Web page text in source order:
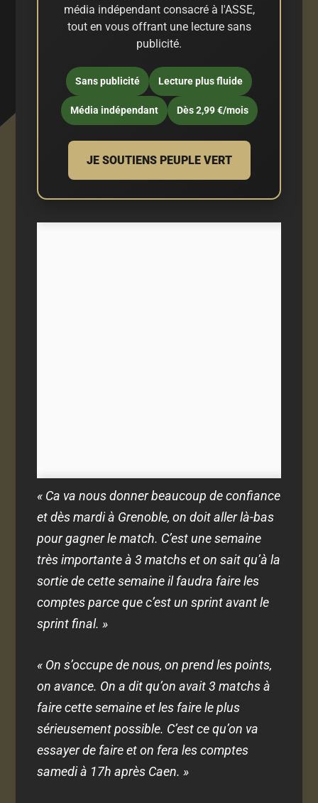
média indépendant consacré à l'ASSE,
tout en vous offrant une lecture sans
publicité.
Sans publicité Lecture plus fluide
Média indépendant Dès 2,99 €/mois
JE SOUTIENS PEUPLE VERT
« Ca va nous donner beaucoup de confiance
et dès mardi à Grenoble, on doit aller là-bas
pour gagner le match. C’est une semaine
très importante à 3 matchs et on sait qu’à la
sortie de cette semaine il faudra faire les
comptes parce que c’est un sprint avant le
sprint final. »
« On s’occupe de nous, on prend les points,
on avance. On a dit qu’on avait 3 matchs à
faire cette semaine et les faire le plus
sérieusement possible. C’est ce qu’on va
essayer de faire et on fera les comptes
samedi à 17h après Caen. »